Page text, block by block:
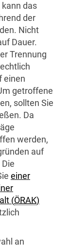
das
der
Nicht
Dauer.
Trennung
einen
getroffene
sollten Sie
Da
werden,
auf
einer
(ÖRAK)
an